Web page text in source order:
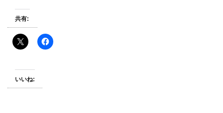
共有:
いいね: